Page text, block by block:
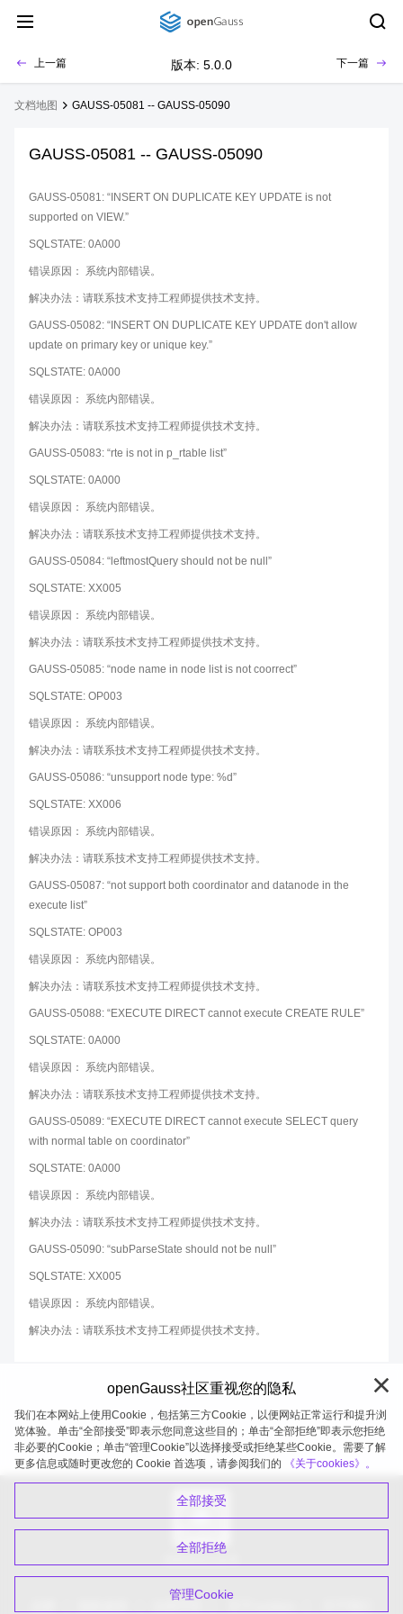
上一篇 版本: 5.0.0 下一篇
文档地图 GAUSS-05081 -- GAUSS-05090
GAUSS-05081 -- GAUSS-05090
GAUSS-05081: “INSERT ON DUPLICATE KEY UPDATE is not
supported on VIEW.”
SQLSTATE: 0A000
错误原因： 系统内部错误。
解决办法：请联系技术支持工程师提供技术支持。
GAUSS-05082: “INSERT ON DUPLICATE KEY UPDATE don't allow
update on primary key or unique key.”
SQLSTATE: 0A000
错误原因： 系统内部错误。
解决办法：请联系技术支持工程师提供技术支持。
GAUSS-05083: “rte is not in p_rtable list”
SQLSTATE: 0A000
错误原因： 系统内部错误。
解决办法：请联系技术支持工程师提供技术支持。
GAUSS-05084: “leftmostQuery should not be null”
SQLSTATE: XX005
错误原因： 系统内部错误。
解决办法：请联系技术支持工程师提供技术支持。
GAUSS-05085: “node name in node list is not coorrect”
SQLSTATE: OP003
错误原因： 系统内部错误。
解决办法：请联系技术支持工程师提供技术支持。
GAUSS-05086: “unsupport node type: %d”
SQLSTATE: XX006
错误原因： 系统内部错误。
解决办法：请联系技术支持工程师提供技术支持。
GAUSS-05087: “not support both coordinator and datanode in the
execute list”
SQLSTATE: OP003
错误原因： 系统内部错误。
解决办法：请联系技术支持工程师提供技术支持。
GAUSS-05088: “EXECUTE DIRECT cannot execute CREATE RULE”
SQLSTATE: 0A000
错误原因： 系统内部错误。
解决办法：请联系技术支持工程师提供技术支持。
GAUSS-05089: “EXECUTE DIRECT cannot execute SELECT query
with normal table on coordinator”
SQLSTATE: 0A000
错误原因： 系统内部错误。
解决办法：请联系技术支持工程师提供技术支持。
GAUSS-05090: “subParseState should not be null”
SQLSTATE: XX005
错误原因： 系统内部错误。
解决办法：请联系技术支持工程师提供技术支持。
openGauss 2026-08-05 20:27:52
openGauss社区重视您的隐私
我们在本网站上使用Cookie，包括第三方Cookie，以便网站正常运行和提升浏
览体验。单击“全部接受”即表示您同意这些目的；单击“全部拒绝”即表示您拒绝
非必要的Cookie；单击“管理Cookie”以选择接受或拒绝某些Cookie。需要了解
更多信息或随时更改您的 Cookie 首选项，请参阅我们的
《关于cookies》。
全部接受
全部拒绝
管理Cookie